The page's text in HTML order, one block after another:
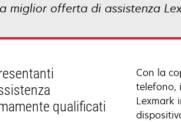
miglior offerta di assistenza
qualificati
Con la
telefono,
Lexmark